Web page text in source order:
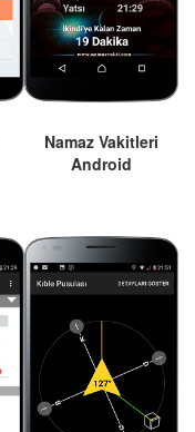
Namaz Vakitleri
Android